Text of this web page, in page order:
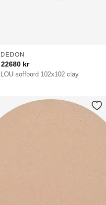
LOU soffbord 102x102 clay
DEDON
22680 kr